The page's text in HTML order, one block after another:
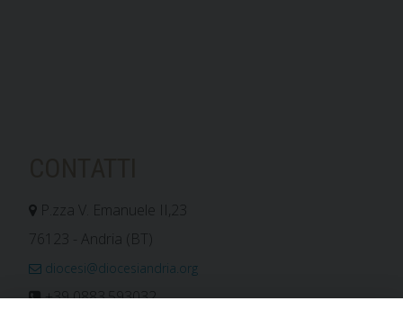
P.zza V. Emanuele II,23
76123 - Andria (BT)
diocesi@diocesiandria.org
+39 0883.593032